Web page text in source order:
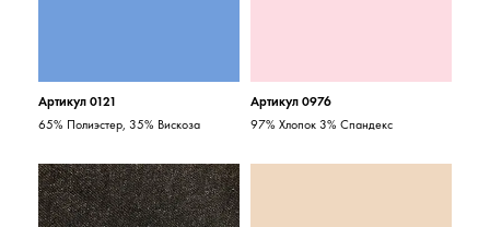
Артикул 0121
65% Полиэстер, 35% Вискоза
Артикул 0976
97% Хлопок 3% Спандекс